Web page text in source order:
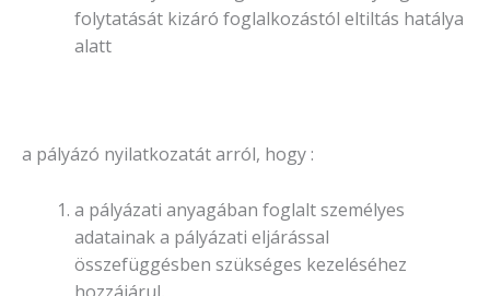
folytatását kizáró foglalkozástól eltiltás hatálya
alatt
a pályázó nyilatkozatát arról, hogy :
a pályázati anyagában foglalt személyes
adatainak a pályázati eljárással
összefüggésben szükséges kezeléséhez